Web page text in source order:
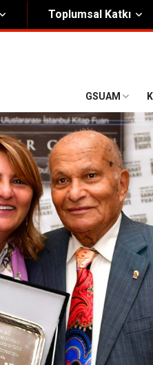
Stratejik Plan
Eğiticinin Eğitimi
Bilgi Güvenliği
Politikalar
Toplumsal Katkı
GSUAM